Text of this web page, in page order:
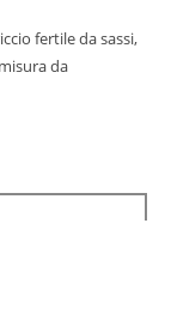
fertile da sassi,
da